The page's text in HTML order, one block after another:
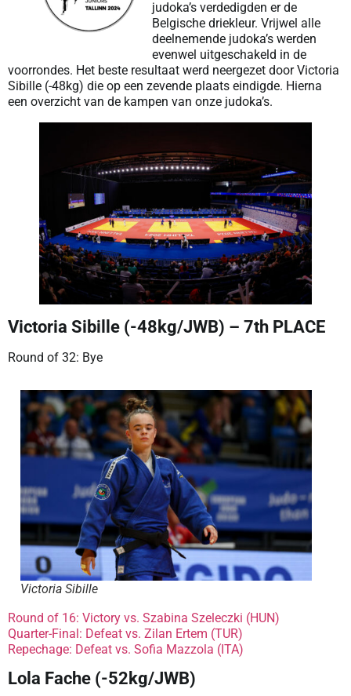
judoka’s verdedigden er de
Belgische driekleur. Vrijwel alle
deelnemende judoka’s werden
evenwel uitgeschakeld in de
voorrondes. Het beste resultaat werd neergezet door Victoria
Sibille (-48kg) die op een zevende plaats eindigde. Hierna
een overzicht van de kampen van onze judoka’s.
Victoria Sibille (-48kg/JWB) – 7th PLACE
Round of 32: Bye
Victoria Sibille
Round of 16: Victory vs. Szabina Szeleczki (HUN)
Quarter-Final: Defeat vs. Zilan Ertem (TUR)
Repechage: Defeat vs. Sofia Mazzola (ITA)
Lola Fache (-52kg/JWB)